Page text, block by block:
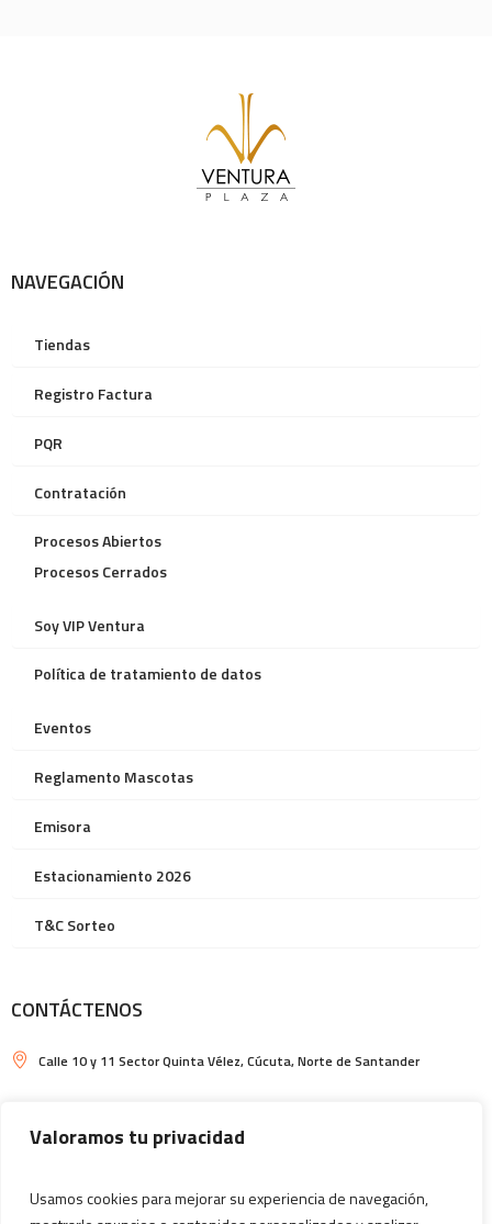
Valoramos tu privacidad
Usamos cookies para mejorar su experiencia de navegación,
NAVEGACIÓN
Tiendas
Registro Factura
PQR
Contratación
Procesos Abiertos
Procesos Cerrados
Soy VIP Ventura
Política de tratamiento de datos
Eventos
Reglamento Mascotas
Emisora
Estacionamiento 2026
T&C Sorteo
CONTÁCTENOS
Calle 10 y 11 Sector Quinta Vélez, Cúcuta, Norte de Santander
comerciales: de lunes a jueves de 10am a 8pm, viernes y sábados de
10am a 9pm y domingos y festivos de 11am a 9pm
(7) 5933637